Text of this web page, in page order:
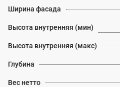
Ширина фасада
Высота внутренняя (мин)
Высота внутренняя (макс)
Глубина
Вес нетто